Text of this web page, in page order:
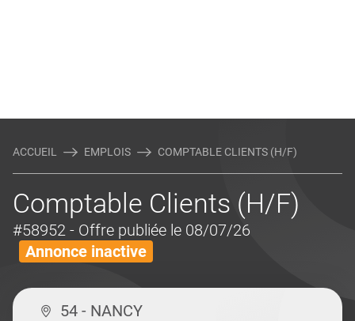
ACCUEIL EMPLOIS COMPTABLE CLIENTS (H/F)
Comptable Clients (H/F)
#58952 - Offre publiée le 08/07/26
Annonce inactive
54 - NANCY